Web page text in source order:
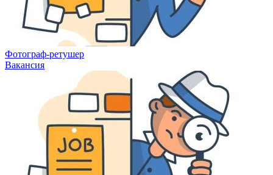
Фотограф-ретушер
Вакансия